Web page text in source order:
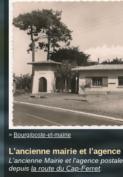
> Bourg/poste-et-mairie
L'ancienne mairie et l'agence
L'ancienne Mairie et l'agence
depuis la route du Cap-Ferret.